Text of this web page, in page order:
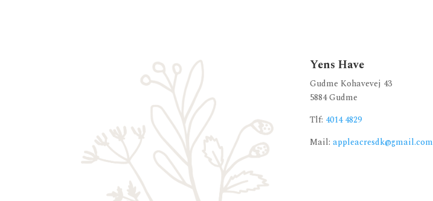
Yens Have
Gudme Kohavevej 43
5884 Gudme
Tlf: 4014 4829
Mail: appleacresdk@gmail.com